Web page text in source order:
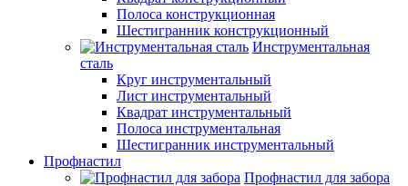
Полоса конструкционная
Шестигранник конструкционный
Инструментальная
сталь
Круг инструментальный
Лист инструментальный
Квадрат инструментальный
Полоса инструментальная
Шестигранник инструментальный
Профнастил
Профнастил для забора